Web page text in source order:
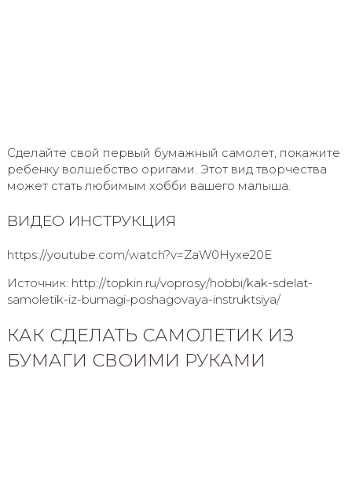
Сделайте свой первый бумажный самолет, покажите
ребенку волшебство оригами. Этот вид творчества
может стать любимым хобби вашего малыша.
ВИДЕО ИНСТРУКЦИЯ
https://youtube.com/watch?v=ZaW0Hyxe20E
Источник: http://topkin.ru/voprosy/hobbi/kak-sdelat-
samoletik-iz-bumagi-poshagovaya-instruktsiya/
КАК СДЕЛАТЬ САМОЛЕТИК ИЗ
БУМАГИ СВОИМИ РУКАМИ